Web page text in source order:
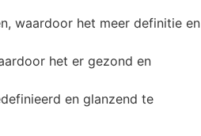
waardoor het meer definitie en
het er gezond en
en glanzend te